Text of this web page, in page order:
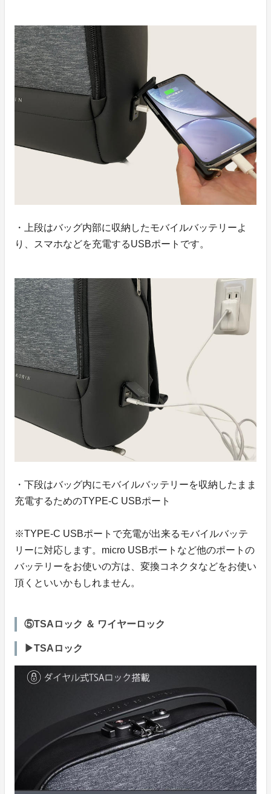
・上段はバッグ内部に収納したモバイルバッテリーよ
り、スマホなどを充電するUSBポートです。
・下段はバッグ内にモバイルバッテリーを収納したまま
充電するためのTYPE-C USBポート
※TYPE-C USBポートで充電が出来るモバイルバッテ
リーに対応します。micro USBポートなど他のポートの
バッテリーをお使いの方は、変換コネクタなどをお使い
頂くといいかもしれません。
⑤TSAロック ＆ ワイヤーロック
▶TSAロック